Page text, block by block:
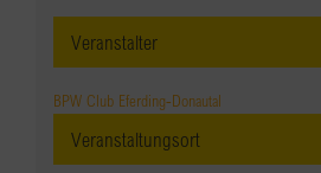
Veranstaltungsort
Veranstalter
BPW Club Eferding-Donautal